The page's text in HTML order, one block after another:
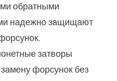
обратными
надежно защищают
затворы
форсунок без